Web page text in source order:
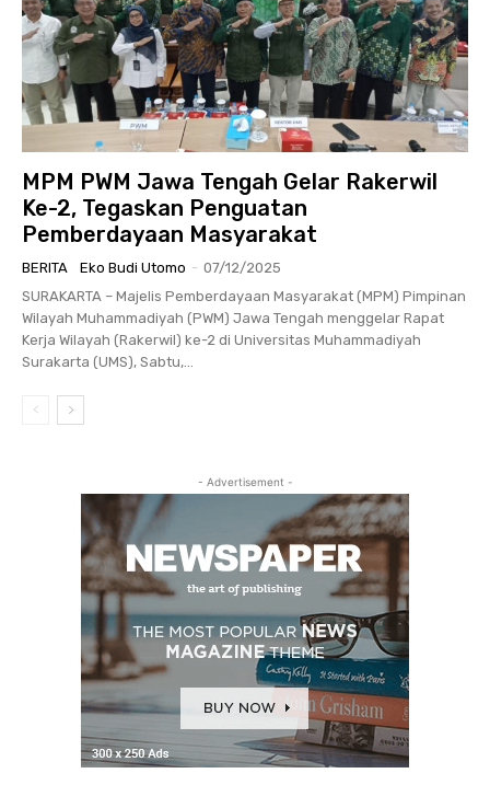
MPM PWM Jawa Tengah Gelar Rakerwil
Ke-2, Tegaskan Penguatan
Pemberdayaan Masyarakat
BERITA Eko Budi Utomo - 07/12/2025
SURAKARTA – Majelis Pemberdayaan Masyarakat (MPM) Pimpinan
Wilayah Muhammadiyah (PWM) Jawa Tengah menggelar Rapat
Kerja Wilayah (Rakerwil) ke-2 di Universitas Muhammadiyah
Surakarta (UMS), Sabtu,...
- Advertisement -